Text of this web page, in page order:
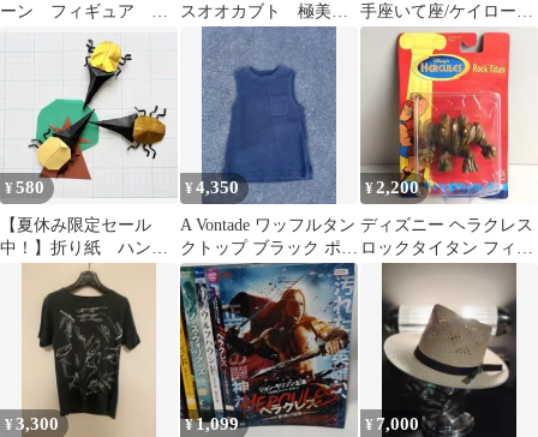
ーン フィギュア ヘ
スオオカブト 極美
品 希少品
手座いて座/ケイロー
ン】[シルバーメダリオ
ン]タイピン
¥580
【夏休み限定セール
中！】折り紙 ハンド
メイド 夏7月 8月
ヘラクレスオオカブト
¥4,350
A Vontade ワッフルタン
クトップ ブラック ポケ
ット付き 日本製
¥2,200
ディズニー ヘラクレス
ロックタイタン フィギ
ュア マテル
¥3,300 ¥1,099 ¥ 7,000